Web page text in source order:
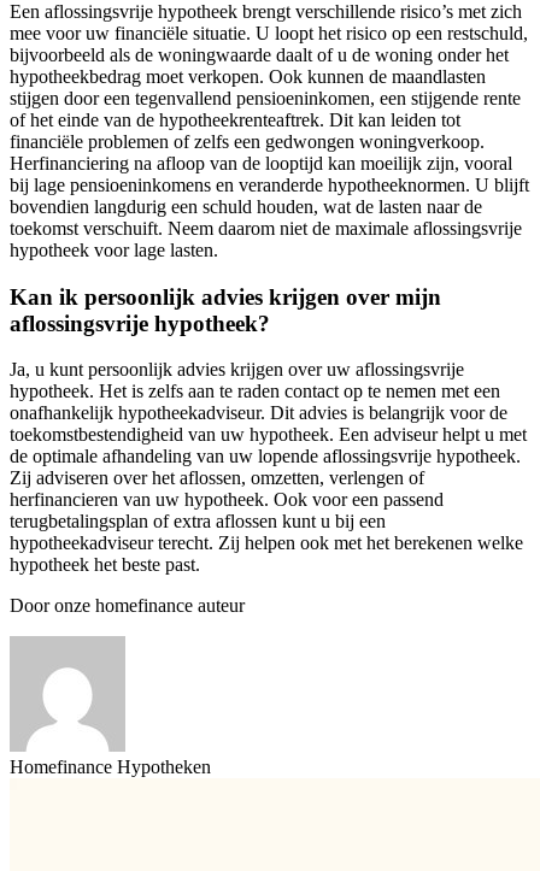
Een aflossingsvrije hypotheek brengt verschillende risico’s met zich
mee voor uw financiële situatie. U loopt het risico op een restschuld,
bijvoorbeeld als de woningwaarde daalt of u de woning onder het
hypotheekbedrag moet verkopen. Ook kunnen de maandlasten
stijgen door een tegenvallend pensioeninkomen, een stijgende rente
of het einde van de hypotheekrenteaftrek. Dit kan leiden tot
financiële problemen of zelfs een gedwongen woningverkoop.
Herfinanciering na afloop van de looptijd kan moeilijk zijn, vooral
bij lage pensioeninkomens en veranderde hypotheeknormen. U blijft
bovendien langdurig een schuld houden, wat de lasten naar de
toekomst verschuift. Neem daarom niet de maximale aflossingsvrije
hypotheek voor lage lasten.
Kan ik persoonlijk advies krijgen over mijn
aflossingsvrije hypotheek?
Ja, u kunt persoonlijk advies krijgen over uw aflossingsvrije
hypotheek. Het is zelfs aan te raden contact op te nemen met een
onafhankelijk hypotheekadviseur. Dit advies is belangrijk voor de
toekomstbestendigheid van uw hypotheek. Een adviseur helpt u met
de optimale afhandeling van uw lopende aflossingsvrije hypotheek.
Zij adviseren over het aflossen, omzetten, verlengen of
herfinancieren van uw hypotheek. Ook voor een passend
terugbetalingsplan of extra aflossen kunt u bij een
hypotheekadviseur terecht. Zij helpen ook met het berekenen welke
hypotheek het beste past.
Door onze homefinance auteur
Homefinance Hypotheken